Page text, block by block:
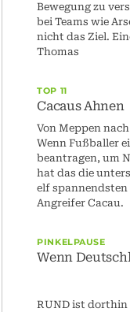
Bewegung zu
bei Teams wie
nicht das Ziel.
Thomas
TOP 11
Cacaus Ahnen
Von Meppen
Wenn Fußballer
beantragen, um
hat das die
elf spannendsten
Angreifer Cacau.
PINKELPAUSE
Wenn
RUND ist dorthin